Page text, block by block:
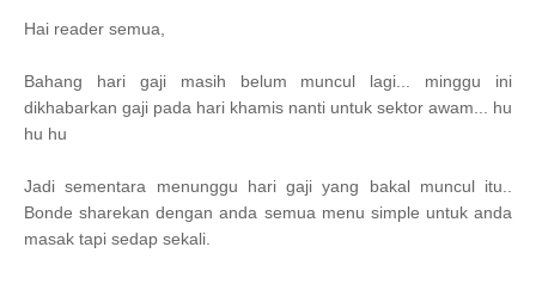
Hai reader semua,
Bahang hari gaji masih belum muncul lagi... minggu ini
dikhabarkan gaji pada hari khamis nanti untuk sektor awam... hu
hu hu
Jadi sementara menunggu hari gaji yang bakal muncul itu..
Bonde sharekan dengan anda semua menu simple untuk anda
masak tapi sedap sekali.